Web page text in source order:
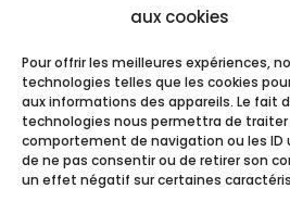
aux cookies
Pour offrir les meilleures expériences,
technologies telles que les cookies
aux informations des appareils. Le fait
technologies nous permettra de
comportement de navigation ou les ID
de ne pas consentir ou de retirer son
un effet négatif sur certaines
Email